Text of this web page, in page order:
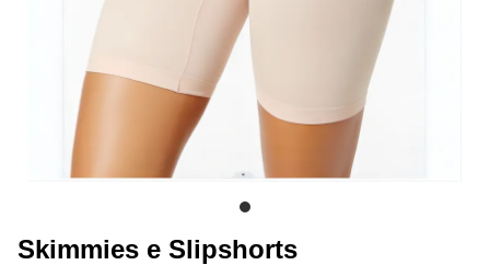
SHOW DE FÁBRICA
FALE CONOSCO
SOBRE NÓS
Skimmies e Slipshorts